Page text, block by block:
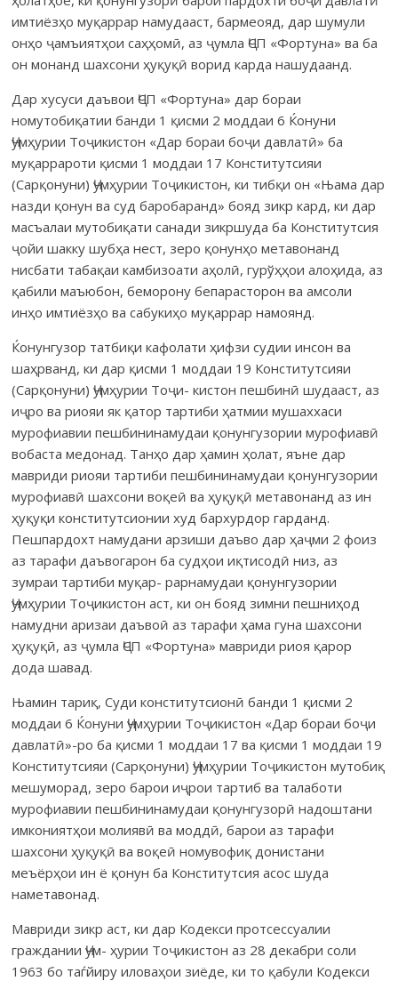
имтиёзҳо муқаррар намудааст, бармеояд, дар шумули
онҳо ҷамъиятҳои саҳҳомӣ, аз ҷумла ҶСП «Фортуна» ва ба
он монанд шахсони ҳуқуқӣ ворид карда нашудаанд.
Дар хусуси даъвои ҶСП «Фортуна» дар бораи
номутобиқатии банди 1 қисми 2 моддаи 6 Ќонуни
Ҷумҳурии Тоҷикистон «Дар бораи боҷи давлатӣ» ба
муқаррароти қисми 1 моддаи 17 Конститутсияи
(Сарқонуни) Ҷумҳурии Тоҷикистон, ки тибқи он «Њама дар
назди қонун ва суд баробаранд» бояд зикр кард, ки дар
масъалаи мутобиқати санади зикршуда ба Конститутсия
ҷойи шакку шубҳа нест, зеро қонунҳо метавонанд
нисбати табақаи камбизоати аҳолӣ, гурўҳҳои алоҳида, аз
қабили маъюбон, беморону бепарасторон ва амсоли
инҳо имтиёзҳо ва сабукиҳо муқаррар намоянд.
Ќонунгузор татбиқи кафолати ҳифзи судии инсон ва
шаҳрванд, ки дар қисми 1 моддаи 19 Конститутсияи
(Сарқонуни) Ҷумҳурии Тоҷи- кистон пешбинӣ шудааст, аз
иҷро ва риояи як қатор тартиби ҳатмии мушаххаси
мурофиавии пешбининамудаи қонунгузории мурофиавӣ
вобаста медонад. Танҳо дар ҳамин ҳолат, яъне дар
мавриди риояи тартиби пешбининамудаи қонунгузории
мурофиавӣ шахсони воқеӣ ва ҳуқуқӣ метавонанд аз ин
ҳуқуқи конститутсионии худ бархурдор гарданд.
Пешпардохт намудани арзиши даъво дар ҳаҷми 2 фоиз
аз тарафи даъвогарон ба судҳои иқтисодӣ низ, аз
зумраи тартиби муқар- рарнамудаи қонунгузории
Ҷумҳурии Тоҷикистон аст, ки он бояд зимни пешниҳод
намудни аризаи даъвоӣ аз тарафи ҳама гуна шахсони
ҳуқуқӣ, аз ҷумла ҶСП «Фортуна» мавриди риоя қарор
дода шавад.
Њамин тариқ, Суди конститутсионӣ банди 1 қисми 2
моддаи 6 Ќонуни Ҷумҳурии Тоҷикистон «Дар бораи боҷи
давлатӣ»-ро ба қисми 1 моддаи 17 ва қисми 1 моддаи 19
Конститутсияи (Сарқонуни) Ҷумҳурии Тоҷикистон мутобиқ
мешуморад, зеро барои иҷрои тартиб ва талаботи
мурофиавии пешбининамудаи қонунгузорӣ надоштани
имкониятҳои молиявӣ ва моддӣ, барои аз тарафи
шахсони ҳуқуқӣ ва воқеӣ номувофиқ донистани
меъёрҳои ин ё қонун ба Конститутсия асос шуда
наметавонад.
Мавриди зикр аст, ки дар Кодекси протсессуалии
граждании Ҷум- ҳурии Тоҷикистон аз 28 декабри соли
1963 бо таѓйиру иловаҳои зиёде, ки то қабули Кодекси